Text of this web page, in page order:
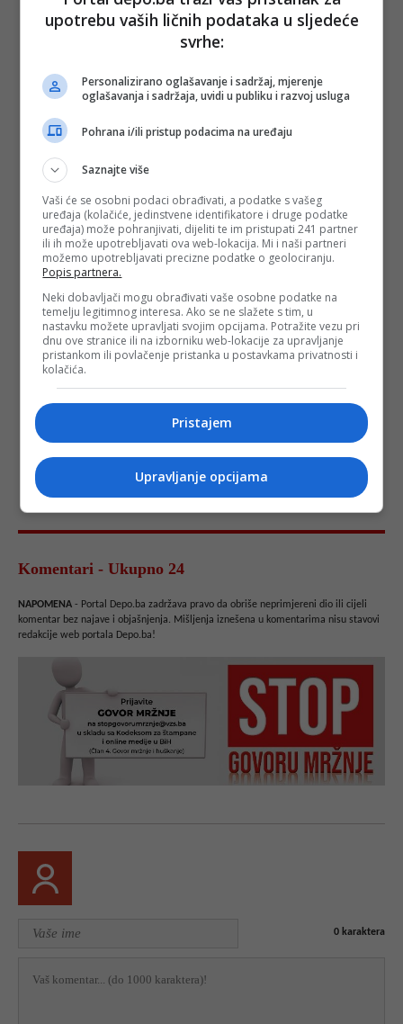
Komentari - Ukupno 24
NAPOMENA - Portal Depo.ba zadržava pravo da obriše neprimjereni dio ili cijeli
komentar bez najave i objašnjenja. Mišljenja iznešena u komentarima nisu stavovi
redakcije web portala Depo.ba!
0 karaktera
upotrebu vaših ličnih podataka u sljedeće
svrhe:
Personalizirano oglašavanje i sadržaj, mjerenje
oglašavanja i sadržaja, uvidi u publiku i razvoj usluga
Pohrana i/ili pristup podacima na uređaju
Saznajte više
Vaši će se osobni podaci obrađivati, a podatke s vašeg
uređaja (kolačiće, jedinstvene identifikatore i druge podatke
uređaja) može pohranjivati, dijeliti te im pristupati 241 partner
ili ih može upotrebljavati ova web-lokacija. Mi i naši partneri
možemo upotrebljavati precizne podatke o geolociranju.
Popis partnera.
Neki dobavljači mogu obrađivati vaše osobne podatke na
temelju legitimnog interesa. Ako se ne slažete s tim, u
nastavku možete upravljati svojim opcijama. Potražite vezu pri
dnu ove stranice ili na izborniku web-lokacije za upravljanje
pristankom ili povlačenje pristanka u postavkama privatnosti i
kolačića.
Pristajem
Upravljanje opcijama